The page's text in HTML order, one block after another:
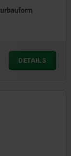
DETAILS